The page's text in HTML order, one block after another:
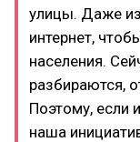
улицы. Даже
интернет,
населения.
разбираются,
Поэтому, если
наша